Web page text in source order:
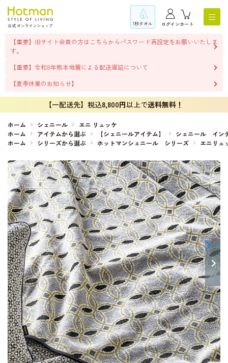
1秒タオル ログインカート
【重要】旧サイト会員の方はこちらからパスワード再設定をお願いいたしま
す。
【重要】令和8年熊本地震による配送遅延について
【夏季休業のお知らせ】
【一配送先】税込8,800円以上で送料無料！
ホーム シェニール
エニ リュッケ
ホーム
アイテムから選ぶ 【シェニールアイテム】
シェニール イン
ホーム
シリーズから選ぶ ホットマンシェニール シリーズ エニリュ